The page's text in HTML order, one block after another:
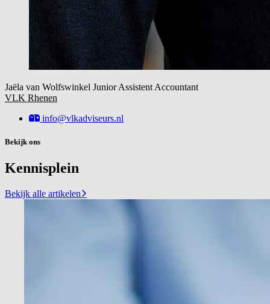
Jaëla van Wolfswinkel Junior Assistent Accountant
VLK Rhenen
info@vlkadviseurs.nl
Bekijk ons
Kennisplein
Bekijk alle artikelen